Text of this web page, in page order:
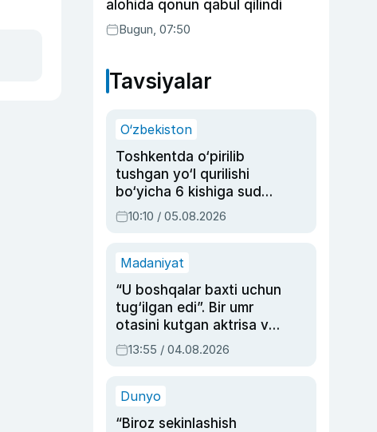
alohida qonun qabul qilindi
Bugun, 07:50
Tavsiyalar
O‘zbekiston
Toshkentda o‘pirilib
tushgan yo‘l qurilishi
bo‘yicha 6 kishiga sud
hukmi o‘qildi
10:10 / 05.08.2026
Madaniyat
“U boshqalar baxti uchun
tug‘ilgan edi”. Bir umr
otasini kutgan aktrisa va
dublyaj ustasi Rimma
Ahmedovaning
13:55 / 04.08.2026
Dunyo
“Biroz sekinlashish